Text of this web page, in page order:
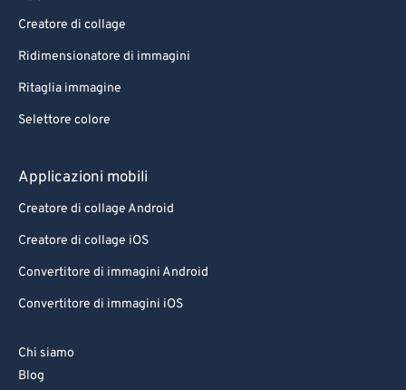
Creatore di collage
Ridimensionatore di immagini
Ritaglia immagine
Selettore colore
Applicazioni mobili
Creatore di collage Android
Creatore di collage iOS
Convertitore di immagini Android
Convertitore di immagini iOS
Chi siamo
Blog